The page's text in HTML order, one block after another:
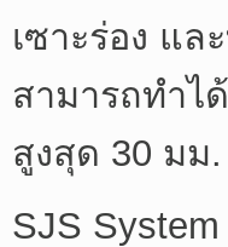
เซาะร่อง แล
สามารถทำไ
สูงสุด 30 มม.
SJS